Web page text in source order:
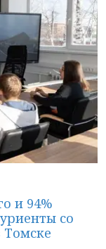
и 94%
со
Томске